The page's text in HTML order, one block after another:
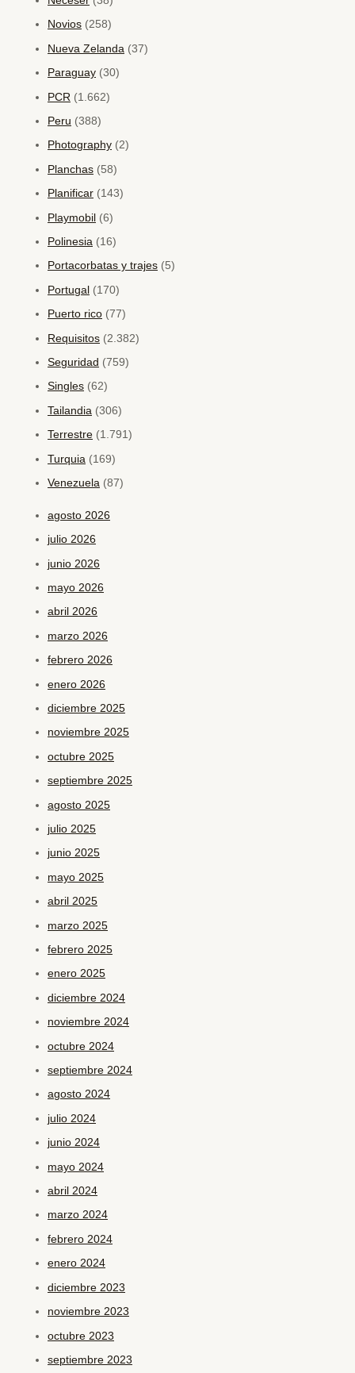
Novios (258)
Nueva Zelanda (37)
Paraguay (30)
PCR (1.662)
Peru (388)
Photography (2)
Planchas (58)
Planificar (143)
Playmobil (6)
Polinesia (16)
Portacorbatas y trajes (5)
Portugal (170)
Puerto rico (77)
Requisitos (2.382)
Seguridad (759)
Singles (62)
Tailandia (306)
Terrestre (1.791)
Turquia (169)
Venezuela (87)
agosto 2026
julio 2026
junio 2026
mayo 2026
abril 2026
marzo 2026
febrero 2026
enero 2026
diciembre 2025
noviembre 2025
octubre 2025
septiembre 2025
agosto 2025
julio 2025
junio 2025
mayo 2025
abril 2025
marzo 2025
febrero 2025
enero 2025
diciembre 2024
noviembre 2024
octubre 2024
septiembre 2024
agosto 2024
julio 2024
junio 2024
mayo 2024
abril 2024
marzo 2024
febrero 2024
enero 2024
diciembre 2023
noviembre 2023
octubre 2023
septiembre 2023